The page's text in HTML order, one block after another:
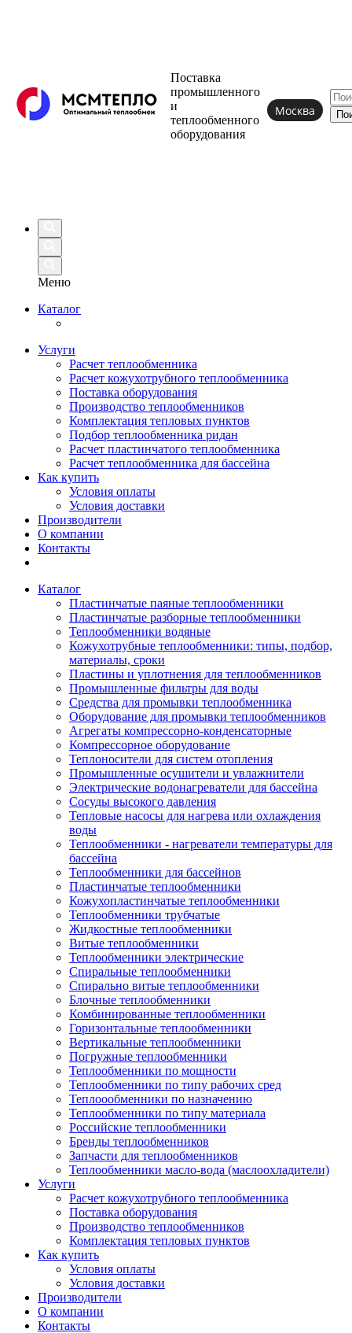
Поставка
промышленного
и
теплообменного
оборудования
Москва
Меню
Каталог
Услуги
Расчет теплообменника
Расчет кожухотрубного теплообменника
Поставка оборудования
Производство теплообменников
Комплектация тепловых пунктов
Подбор теплообменника ридан
Расчет пластинчатого теплообменника
Расчет теплообменника для бассейна
Как купить
Условия оплаты
Условия доставки
Производители
О компании
Контакты
Каталог
Пластинчатые паяные теплообменники
Пластинчатые разборные теплообменники
Теплообменники водяные
Кожухотрубные теплообменники: типы, подбор,
материалы, сроки
Пластины и уплотнения для теплообменников
Промышленные фильтры для воды
Средства для промывки теплообменника
Оборудование для промывки теплообменников
Агрегаты компрессорно-конденсаторные
Компрессорное оборудование
Теплоносители для систем отопления
Промышленные осушители и увлажнители
Электрические водонагреватели для бассейна
Сосуды высокого давления
Тепловые насосы для нагрева или охлаждения
воды
Теплообменники - нагреватели температуры для
бассейна
Теплообменники для бассейнов
Пластинчатые теплообменники
Кожухопластинчатые теплообменники
Теплообменники трубчатые
Жидкостные теплообменники
Витые теплообменники
Теплообменники электрические
Спиральные теплообменники
Спирально витые теплообменники
Блочные теплообменники
Комбинированные теплообменники
Горизонтальные теплообменники
Вертикальные теплообменники
Погружные теплообменники
Теплообменники по мощности
Теплообменники по типу рабочих сред
Теплоообменники по назначению
Теплообменники по типу материала
Российские теплообменники
Бренды теплообменников
Запчасти для теплообменников
Теплообменники масло-вода (маслоохладители)
Услуги
Расчет кожухотрубного теплообменника
Поставка оборудования
Производство теплообменников
Комплектация тепловых пунктов
Как купить
Условия оплаты
Условия доставки
Производители
О компании
Контакты